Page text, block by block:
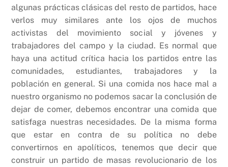
algunas prácticas clásicas del resto de partidos, hace
verlos muy similares ante los ojos de muchos
activistas del movimiento social y jóvenes y
trabajadores del campo y la ciudad. Es normal que
haya una actitud crítica hacia los partidos entre las
comunidades, estudiantes, trabajadores y la
población en general. Si una comida nos hace mal a
nuestro organismo no podemos sacar la conclusión de
dejar de comer, debemos encontrar una comida que
satisfaga nuestras necesidades. De la misma forma
que estar en contra de su política no debe
convertirnos en apolíticos, tenemos que decir que
construir un partido de masas revolucionario de los